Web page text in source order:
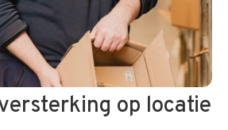
op locatie